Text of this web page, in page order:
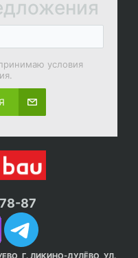
условия
87
Г. ЛИКИНО-ДУЛЁВО, УЛ.